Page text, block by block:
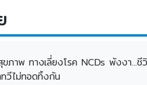
ขภาพ ทางเลี่ยงโรค NCDs พังงา
วีไม่ทอดทิ้งกัน